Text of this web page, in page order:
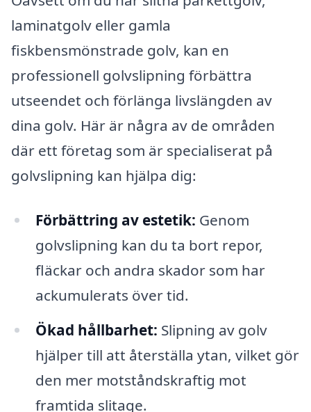
laminatgolv eller gamla
fiskbensmönstrade golv, kan en
professionell golvslipning förbättra
utseendet och förlänga livslängden av
dina golv. Här är några av de områden
där ett företag som är specialiserat på
golvslipning kan hjälpa dig:
Förbättring av estetik: Genom
golvslipning kan du ta bort repor,
fläckar och andra skador som har
ackumulerats över tid.
Ökad hållbarhet: Slipning av golv
hjälper till att återställa ytan, vilket gör
den mer motståndskraftig mot
framtida slitage.